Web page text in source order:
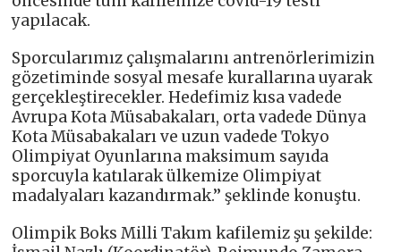
yapılacak.
Sporcularımız çalışmalarını antrenörlerimizin
gözetiminde sosyal mesafe kurallarına uyarak
gerçekleştirecekler. Hedefimiz kısa vadede
Avrupa Kota Müsabakaları, orta vadede Dünya
Kota Müsabakaları ve uzun vadede Tokyo
Olimpiyat Oyunlarına maksimum sayıda
sporcuyla katılarak ülkemize Olimpiyat
madalyaları kazandırmak.’’ şeklinde konuştu.
Olimpik Boks Milli Takım kafilemiz şu şekilde: